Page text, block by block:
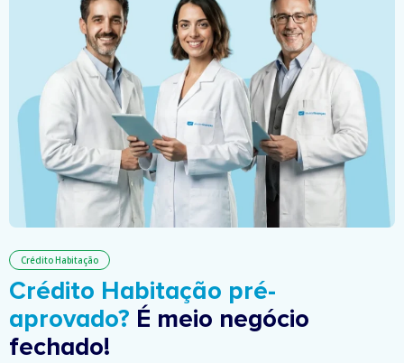
Crédito Habitação
Crédito Habitação pré-
aprovado? É meio negócio
fechado!